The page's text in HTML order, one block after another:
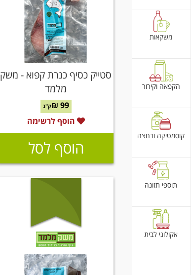
משקאות
הקפאה וקירור
קוסמטיקה ורחצה
תוספי תזונה
אקולוגי לבית
סטייק כסיף כנרת קפוא - משק
מלמד
99 ₪ ק"ג
הוסף לרשימה
הוסף לסל